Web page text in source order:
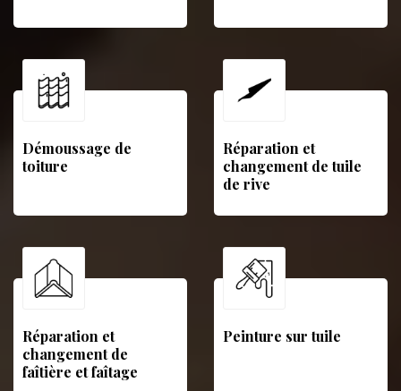
Démoussage de
toiture
Réparation et
changement de tuile
de rive
Réparation et
changement de
faîtière et faîtage
Peinture sur tuile